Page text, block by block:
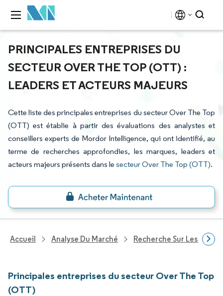
PRINCIPALES ENTREPRISES DU
SECTEUR OVER THE TOP (OTT) :
LEADERS ET ACTEURS MAJEURS
Cette liste des principales entreprises du secteur Over The Top
(OTT) est établie à partir des évaluations des analystes et
conseillers experts de Mordor Intelligence, qui ont identifié, au
terme de recherches approfondies, les marques, leaders et
acteurs majeurs présents dans le secteur Over The Top (OTT).
Accueil Analyse Du Marché Recherche Sur Les
Principales entreprises du secteur Over The Top
(OTT)